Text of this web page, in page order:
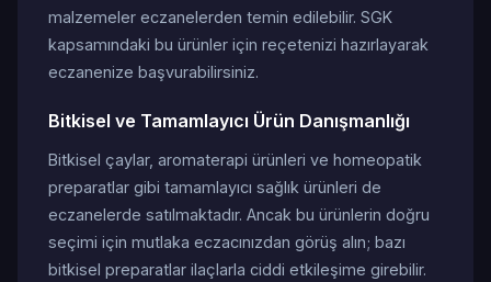
malzemeler eczanelerden temin edilebilir. SGK
kapsamındaki bu ürünler için reçetenizi hazırlayarak
eczanenize başvurabilirsiniz.
Bitkisel ve Tamamlayıcı Ürün Danışmanlığı
Bitkisel çaylar, aromaterapi ürünleri ve homeopatik
preparatlar gibi tamamlayıcı sağlık ürünleri de
eczanelerde satılmaktadır. Ancak bu ürünlerin doğru
seçimi için mutlaka eczacınızdan görüş alın; bazı
bitkisel preparatlar ilaçlarla ciddi etkileşime girebilir.